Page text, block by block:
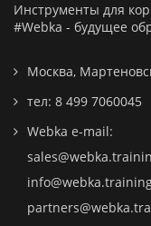
Инструменты для
#Webka - будущее
Москва,
тел: 8 499 7060045
Webka e-mail: